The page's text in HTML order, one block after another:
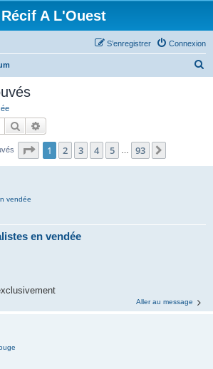
Récif A L'Ouest
Connexion
S’enregistrer
c
Rechercher
Page 1sur93
1 2 3 4 5 93
vendée
en vendée
Aller au message